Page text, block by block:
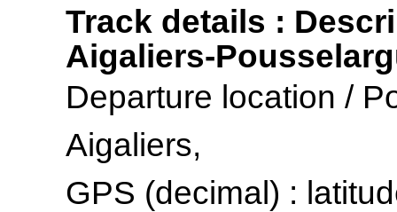
Track details :
Aigaliers-
Departure location /
Aigaliers,
GPS (decimal) :